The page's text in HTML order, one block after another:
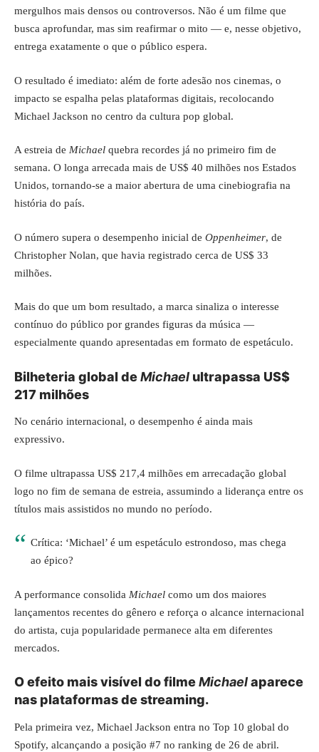
mergulhos mais densos ou controversos. Não é um filme que
busca aprofundar, mas sim reafirmar o mito — e, nesse objetivo,
entrega exatamente o que o público espera.
O resultado é imediato: além de forte adesão nos cinemas, o
impacto se espalha pelas plataformas digitais, recolocando
Michael Jackson no centro da cultura pop global.
A estreia de Michael quebra recordes já no primeiro fim de
semana. O longa arrecada mais de US$ 40 milhões nos Estados
Unidos, tornando-se a maior abertura de uma cinebiografia na
história do país.
O número supera o desempenho inicial de Oppenheimer, de
Christopher Nolan, que havia registrado cerca de US$ 33
milhões.
Mais do que um bom resultado, a marca sinaliza o interesse
contínuo do público por grandes figuras da música —
especialmente quando apresentadas em formato de espetáculo.
Bilheteria global deMichael ultrapassa US$
217 milhões
No cenário internacional, o desempenho é ainda mais
expressivo.
O filme ultrapassa US$ 217,4 milhões em arrecadação global
logo no fim de semana de estreia, assumindo a liderança entre os
títulos mais assistidos no mundo no período.
Crítica: ‘Michael’ é um espetáculo estrondoso, mas chega
ao épico?
A performance consolida Michael como um dos maiores
lançamentos recentes do gênero e reforça o alcance internacional
do artista, cuja popularidade permanece alta em diferentes
mercados.
O efeito mais visível do filmeMichaelaparece
nas plataformas de streaming.
Pela primeira vez, Michael Jackson entra no Top 10 global do
Spotify, alcançando a posição #7 no ranking de 26 de abril.